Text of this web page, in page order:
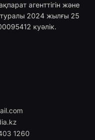
агенттігін және
2024 жылғы 25
куәлік.
1260